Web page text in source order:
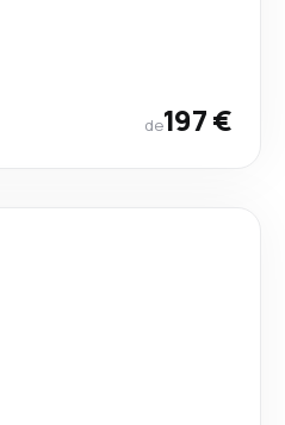
de197 €